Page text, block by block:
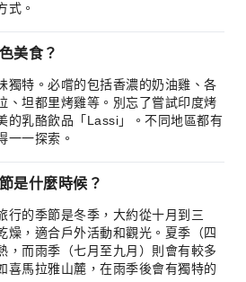
式。
美食？
獨特。必嚐的包括香濃的奶油雞、各
、坦都里烤雞等。別忘了嘗試印度烤
的乳酪飲品「Lassi」。不同地區都有
一一探索。
是什麼時候？
行的季節是冬季，大約從十月到三
燥，適合戶外活動和觀光。夏季（四
，而雨季（七月至九月）則會有較多
喜馬拉雅山麓，在雨季後會有獨特的